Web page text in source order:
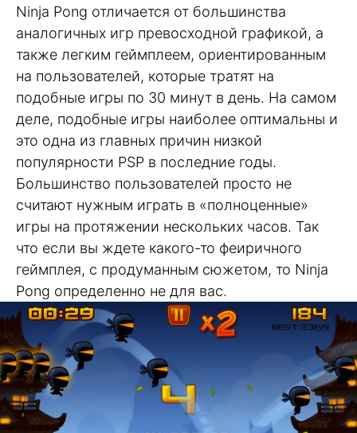
Ninja Pong отличается от большинства
аналогичных игр превосходной графикой, а
также легким геймплеем, ориентированным
на пользователей, которые тратят на
подобные игры по 30 минут в день. На самом
деле, подобные игры наиболее оптимальны и
это одна из главных причин низкой
популярности PSP в последние годы.
Большинство пользователей просто не
считают нужным играть в «полноценные»
игры на протяжении нескольких часов. Так
что если вы ждете какого-то феиричного
геймплея, с продуманным сюжетом, то Ninja
Pong определенно не для вас.